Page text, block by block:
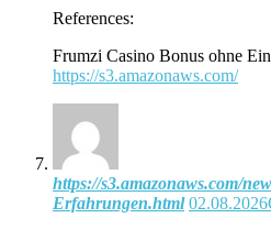
References:
Frumzi Casino Bonus ohne
https://s3.amazonaws.com/
https://s3.amazonaws.com/
Erfahrungen.html 02.08.2026